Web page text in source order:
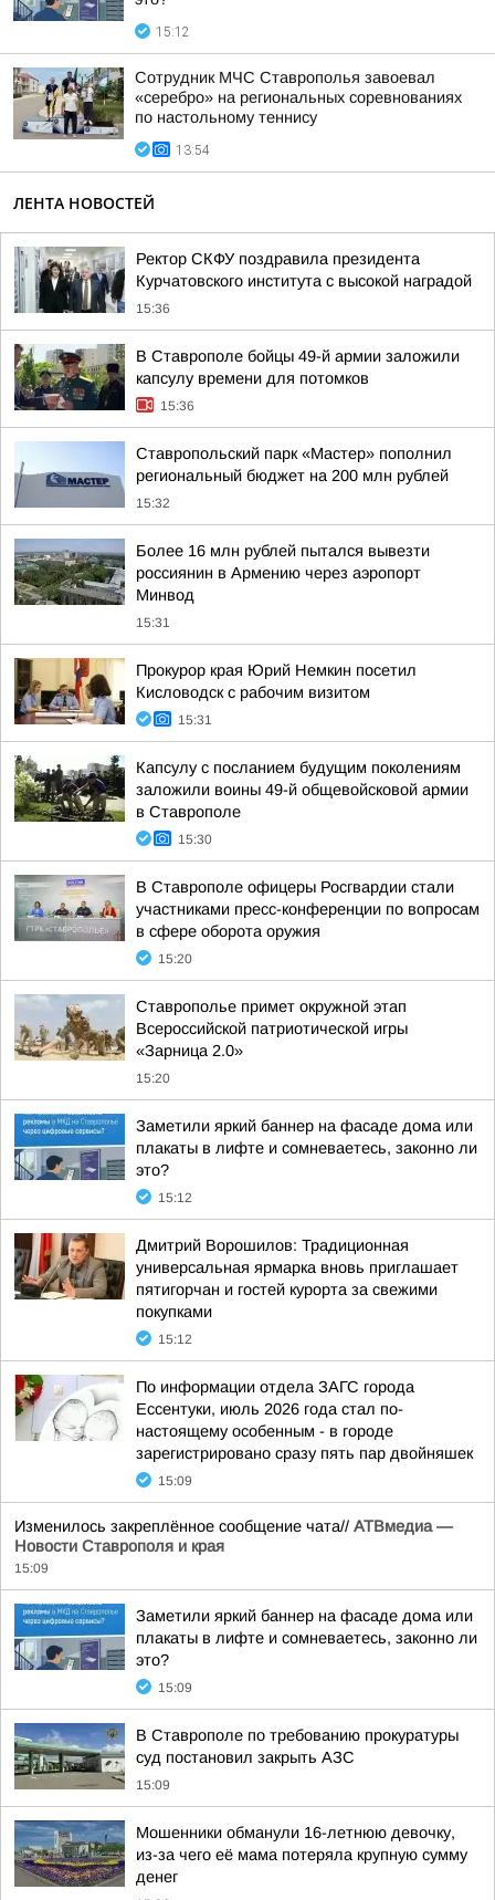
15:12
Сотрудник МЧС Ставрополья завоевал
«серебро» на региональных соревнованиях
по настольному теннису
13:54
ЛЕНТА НОВОСТЕЙ
Ректор СКФУ поздравила президента
Курчатовского института с высокой наградой
15:36
В Ставрополе бойцы 49-й армии заложили
капсулу времени для потомков
15:36
Ставропольский парк «Мастер» пополнил
региональный бюджет на 200 млн рублей
15:32
Более 16 млн рублей пытался вывезти
россиянин в Армению через аэропорт
Минвод
15:31
Прокурор края Юрий Немкин посетил
Кисловодск с рабочим визитом
15:31
Капсулу с посланием будущим поколениям
заложили воины 49-й общевойсковой армии
в Ставрополе
15:30
В Ставрополе офицеры Росгвардии стали
участниками пресс-конференции по вопросам
в сфере оборота оружия
15:20
Ставрополье примет окружной этап
Всероссийской патриотической игры
«Зарница 2.0»
15:20
Заметили яркий баннер на фасаде дома или
плакаты в лифте и сомневаетесь, законно ли
это?
15:12
Дмитрий Ворошилов: Традиционная
универсальная ярмарка вновь приглашает
пятигорчан и гостей курорта за свежими
покупками
15:12
По информации отдела ЗАГС города
Ессентуки, июль 2026 года стал по-
настоящему особенным - в городе
зарегистрировано сразу пять пар двойняшек
15:09
Изменилось закреплённое сообщение чата// АТВмедиа —
Новости Ставрополя и края
15:09
Заметили яркий баннер на фасаде дома или
плакаты в лифте и сомневаетесь, законно ли
это?
15:09
В Ставрополе по требованию прокуратуры
суд постановил закрыть АЗС
15:09
Мошенники обманули 16-летнюю девочку,
из-за чего её мама потеряла крупную сумму
денег